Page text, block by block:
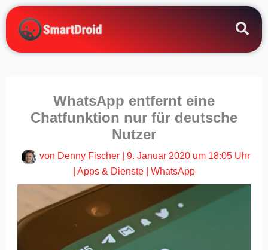
Zum
Inhalt
springen
WhatsApp entfernt eine
Chatfunktion nur für deutsche
Nutzer
von Denny Fischer
9. Januar 2020 um 18:05 Uhr
Apps & Dienste WhatsApp